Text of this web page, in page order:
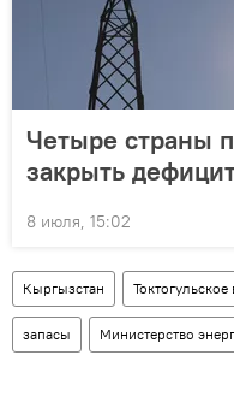
Четыре страны
закрыть
8 июля, 15:02
Кыргызстан
запасы Министерство